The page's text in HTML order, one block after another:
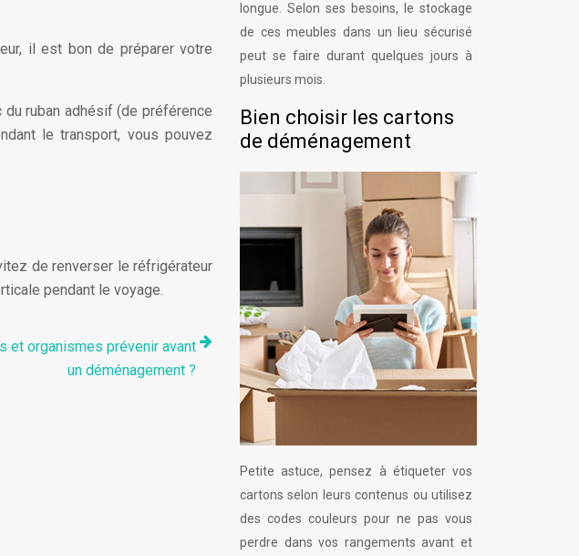
il est bon de préparer votre
ruban adhésif (de préférence
le transport, vous pouvez
de renverser le réfrigérateur
pendant le voyage.
et organismes prévenir avant
un déménagement ?
longue. Selon ses besoins, le stockage
de ces meubles dans un lieu sécurisé
peut se faire durant quelques jours à
plusieurs mois.
Bien choisir les cartons
de déménagement
Petite astuce, pensez à étiqueter vos
cartons selon leurs contenus ou utilisez
des codes couleurs pour ne pas vous
perdre dans vos rangements avant et